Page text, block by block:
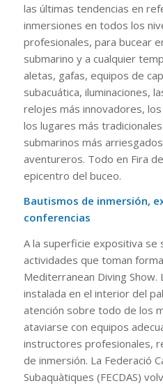
las últimas tendencias en
inmersiones en todos los
profesionales, para bucear
submarino y a cualquier
aletas, gafas, equipos de
subacuática, iluminaciones,
relojes más innovadores,
los lugares más
submarinos más
aventureros. Todo en Fira
epicentro del buceo.
Bautismos de inmersión,
conferencias
A la superficie expositiva se
actividades que toman
Mediterranean Diving Show.
instalada en el interior del
atención sobre todo de los
ataviarse con equipos
instructores profesionales,
de inmersión. La Federació
Subaquàtiques (FECDAS)